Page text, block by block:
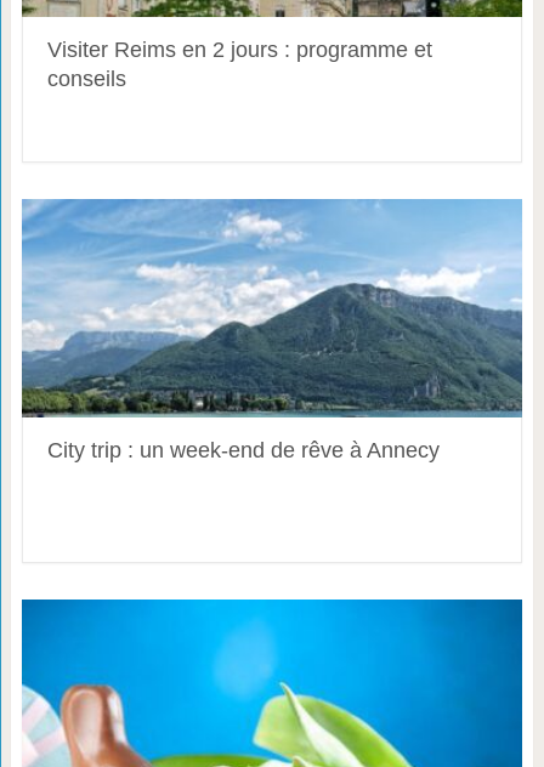
Visiter Reims en 2 jours : programme et
conseils
City trip : un week-end de rêve à Annecy